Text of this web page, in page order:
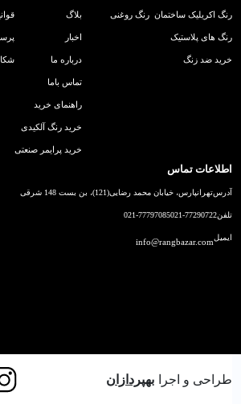
رنگ اکریلیک ساختمان
رنگ های پلاستیک
خرید ضد زنگ
رنگ روغنی بلاگ
اخبار
درباره ما
تماس باما
راهنمای خرید
خرید رنگ آلکیدی
خرید پرایمر صنعتی
اطلاعات تماس
آدرستهرانپارس، خیابان محمد رضایی(121)، بن بست 148 شرقی
تلفن021-77290722
021-77797085
ایمیلinfo@rangbazar.com
طراحی و اجرا بهپردازان